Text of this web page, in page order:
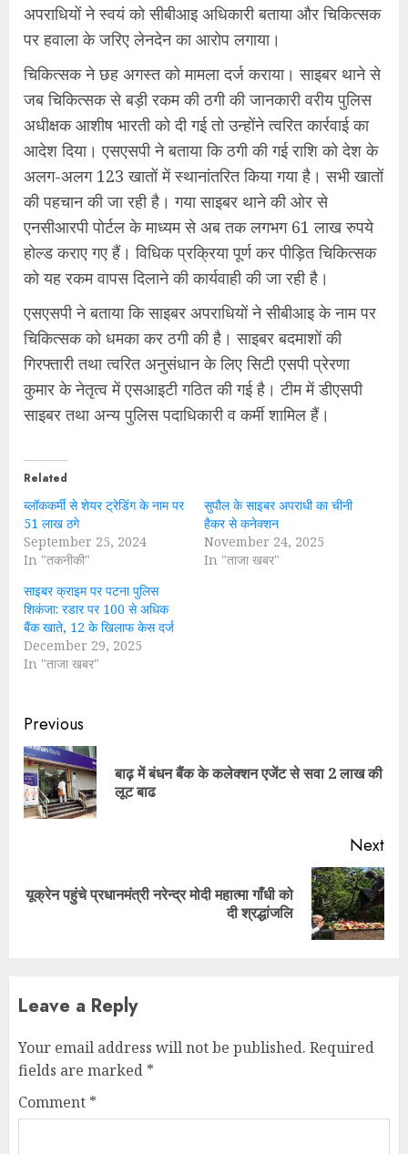
अपराधियों ने स्वयं को सीबीआइ अधिकारी बताया और चिकित्सक
पर हवाला के जरिए लेनदेन का आरोप लगाया।
चिकित्सक ने छह अगस्त को मामला दर्ज कराया। साइबर थाने से
जब चिकित्सक से बड़ी रकम की ठगी की जानकारी वरीय पुलिस
अधीक्षक आशीष भारती को दी गई तो उन्होंने त्वरित कार्रवाई का
आदेश दिया। एसएसपी ने बताया कि ठगी की गई राशि को देश के
अलग-अलग 123 खातों में स्थानांतरित किया गया है। सभी खातों
की पहचान की जा रही है। गया साइबर थाने की ओर से
एनसीआरपी पोर्टल के माध्यम से अब तक लगभग 61 लाख रुपये
होल्ड कराए गए हैं। विधिक प्रक्रिया पूर्ण कर पीड़ित चिकित्सक
को यह रकम वापस दिलाने की कार्यवाही की जा रही है।
एसएसपी ने बताया कि साइबर अपराधियों ने सीबीआइ के नाम पर
चिकित्सक को धमका कर ठगी की है। साइबर बदमाशों की
गिरफ्तारी तथा त्वरित अनुसंधान के लिए सिटी एसपी प्रेरणा
कुमार के नेतृत्व में एसआइटी गठित की गई है। टीम में डीएसपी
साइबर तथा अन्य पुलिस पदाधिकारी व कर्मी शामिल हैं।
Related
ब्लॉककर्मी से शेयर ट्रेडिंग के नाम पर
51 लाख ठगे
September 25, 2024
In "तकनीकी"
सुपौल के साइबर अपराधी का चीनी
हैकर से कनेक्शन
November 24, 2025
In "ताजा खबर"
साइबर क्राइम पर पटना पुलिस
शिकंजा: रडार पर 100 से अधिक
बैंक खाते, 12 के खिलाफ केस दर्ज
December 29, 2025
In "ताजा खबर"
Continue
Reading
Previous
बाढ़ में बंधन बैंक के कलेक्शन एजेंट से सवा 2 लाख की
लूट बाढ
Next
Next
यूक्रेन पहुंचे प्रधानमंत्री नरेन्द्र मोदी महात्मा गाँधी को
दी श्रद्धांजलि
Leave a Reply
Your email address will not be published. Required
fields are marked *
Comment *